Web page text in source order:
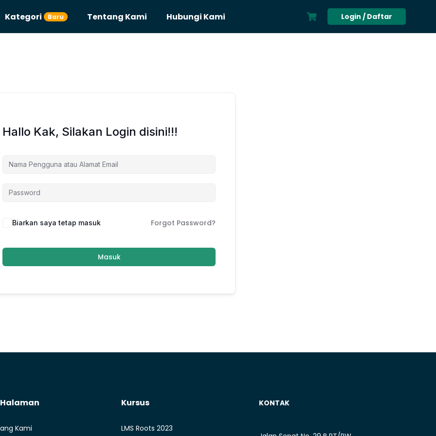
Kategori Baru Tentang Kami Hubungi Kami Login / Daftar
Hallo Kak, Silakan Login disini!!!
Biarkan saya tetap masuk Forgot Password?
Masuk
Kami
Kursus
LMS Roots 2023
KONTAK